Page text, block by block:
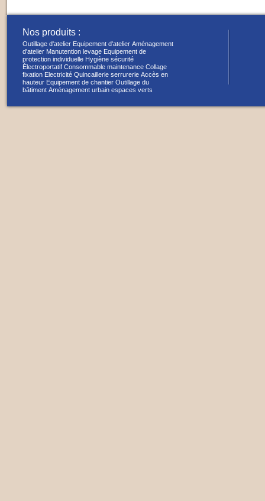
Nos produits :
Outillage d'atelier Equipement d'atelier Aménagement
d'atelier Manutention levage Equipement de
protection individuelle Hygiène sécurité
Électroportatif Consommable maintenance Collage
fixation Electricité Quincaillerie serrurerie Accès en
hauteur Equipement de chantier Outillage du
bâtiment Aménagement urbain espaces verts